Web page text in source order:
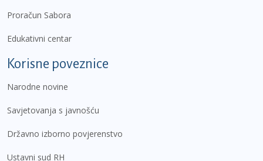
Proračun Sabora
Edukativni centar
Korisne poveznice
Narodne novine
Savjetovanja s javnošću
Državno izborno povjerenstvo
Ustavni sud RH